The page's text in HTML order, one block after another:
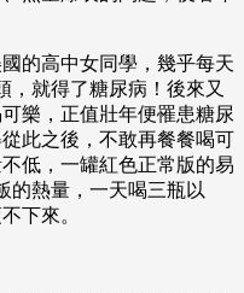
的高中女同學，幾乎每天
，就得了糖尿病！後來又
樂，正值壯年便罹患糖尿
此之後，不敢再餐餐喝可
低，一罐紅色正常版的易
的熱量，一天喝三瓶以
下來。